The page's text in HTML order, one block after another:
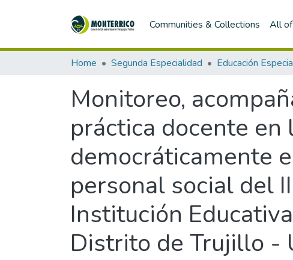
Communities & Collections All
Home Segunda Especialidad
Monitoreo,
práctica docente
democráticamente
personal social del
Institución
Distrito de Trujillo -